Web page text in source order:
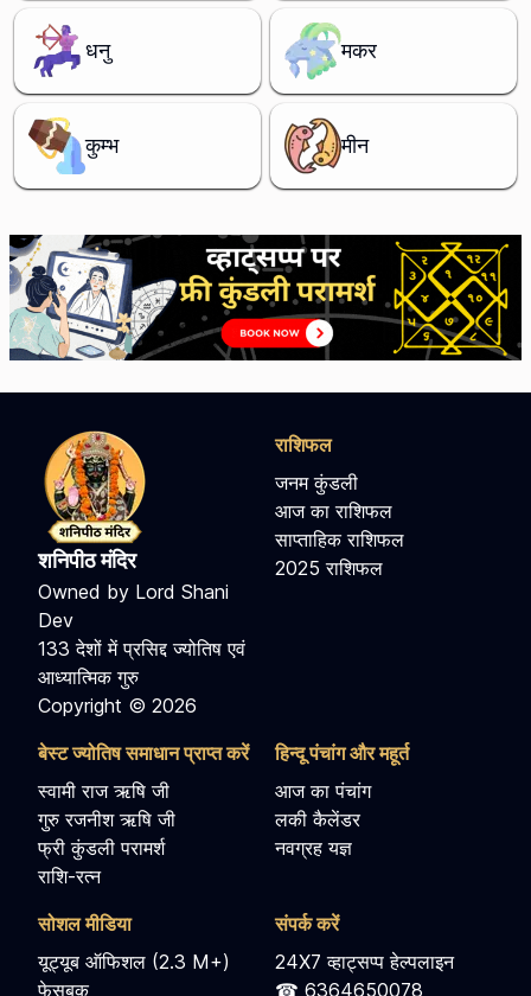
धनु मकर
कुम्भ मीन
शनिपीठ मंदिर
Owned by Lord Shani
Dev
133 देशों में प्रसिद्द ज्योतिष एवं
आध्यात्मिक गुरु
Copyright © 2026
राशिफल
जनम कुंडली
आज का राशिफल
साप्ताहिक राशिफल
2025 राशिफल
बेस्ट ज्योतिष समाधान प्राप्त करें
स्वामी राज ऋषि जी
गुरु रजनीश ऋषि जी
फ्री कुंडली परामर्श
राशि-रत्न
हिन्दू पंचांग और महूर्त
आज का पंचांग
लकी कैलेंडर
नवग्रह यज्ञ
सोशल मीडिया
यूट्यूब ऑफिशल (2.3 M+)
फेसबुक
संपर्क करें
24X7 व्हाट्सप्प हेल्पलाइन
☎ 6364650078